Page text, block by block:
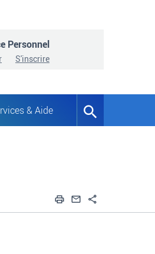
Personnel
S'inscrire
& Aide
Formulaire
ImprimerEnvoyer par